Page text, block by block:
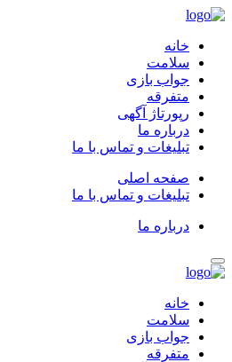
خانه
سلامت
جواب بازی
متفرقه
رپورتاژ آگهی
درباره ما
تبلیغات و تماس با ما
صفحه اصلی
تبلیغات و تماس با ما
درباره ما
خانه
سلامت
جواب بازی
متفرقه